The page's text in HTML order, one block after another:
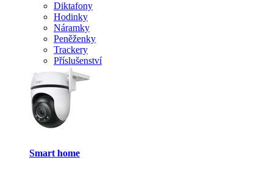
Diktafony
Hodinky
Náramky
Peněženky
Trackery
Příslušenství
Smart home